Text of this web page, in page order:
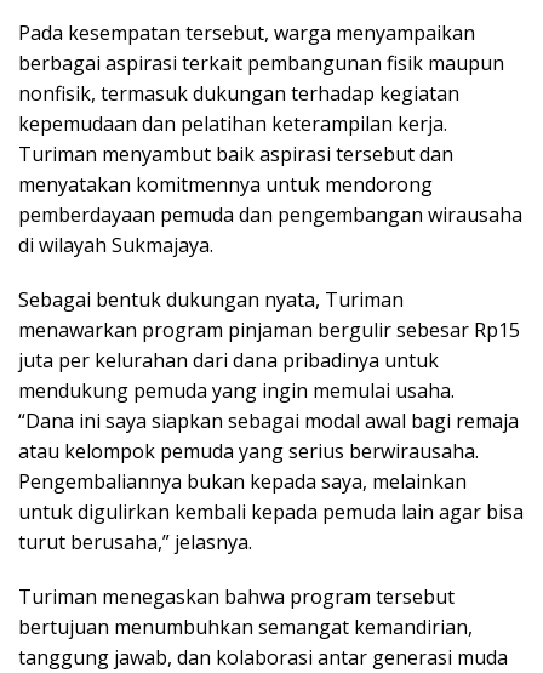
Pada kesempatan tersebut, warga menyampaikan
berbagai aspirasi terkait pembangunan fisik maupun
nonfisik, termasuk dukungan terhadap kegiatan
kepemudaan dan pelatihan keterampilan kerja.
Turiman menyambut baik aspirasi tersebut dan
menyatakan komitmennya untuk mendorong
pemberdayaan pemuda dan pengembangan wirausaha
di wilayah Sukmajaya.
Sebagai bentuk dukungan nyata, Turiman
menawarkan program pinjaman bergulir sebesar Rp15
juta per kelurahan dari dana pribadinya untuk
mendukung pemuda yang ingin memulai usaha.
“Dana ini saya siapkan sebagai modal awal bagi remaja
atau kelompok pemuda yang serius berwirausaha.
Pengembaliannya bukan kepada saya, melainkan
untuk digulirkan kembali kepada pemuda lain agar bisa
turut berusaha,” jelasnya.
Turiman menegaskan bahwa program tersebut
bertujuan menumbuhkan semangat kemandirian,
tanggung jawab, dan kolaborasi antar generasi muda